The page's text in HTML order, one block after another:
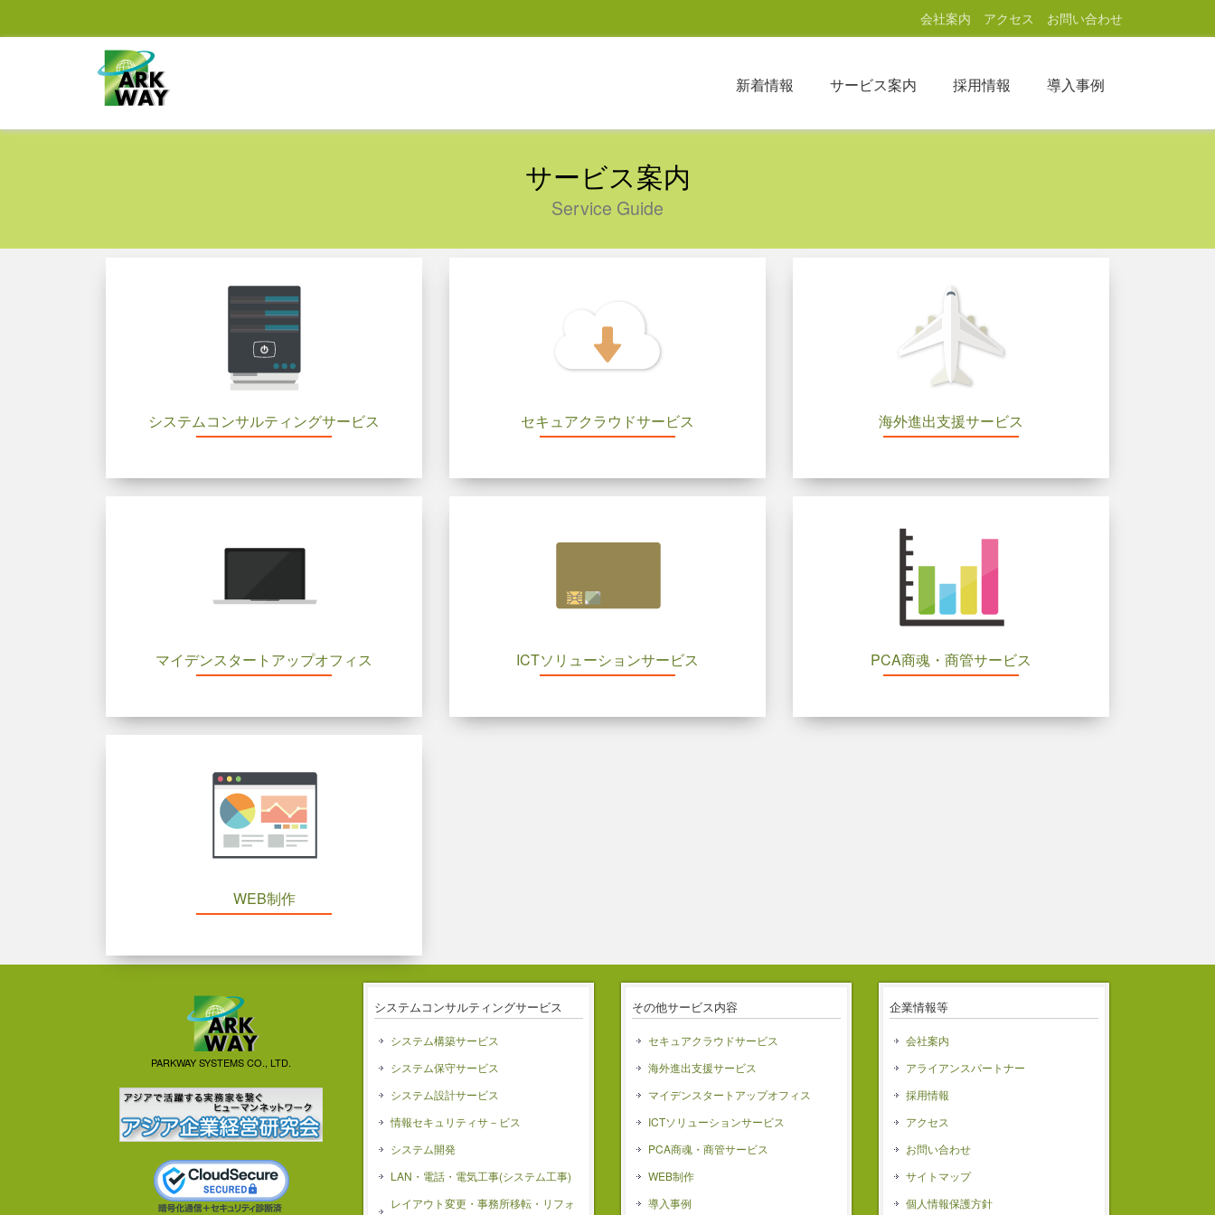
会社案内 アクセス お問い合わせ
新着情報 サービス案内 採用情報 導入事例
サービス案内
Service Guide
システムコンサルティングサービス セキュアクラウドサービス 海外進出支援サービス
マイデンスタートアップオフィス ICTソリューションサービス PCA商魂・商管サービス
WEB制作
PARKWAY SYSTEMS CO., LTD.
システムコンサルティングサービス
システム構築サービス
システム保守サービス
システム設計サービス
情報セキュリティサ－ビス
システム開発
LAN・電話・電気工事(システム工事)
レイアウト変更・事務所移転・リフォ
その他サービス内容
セキュアクラウドサービス
海外進出支援サービス
マイデンスタートアップオフィス
ICTソリューションサービス
PCA商魂・商管サービス
WEB制作
導入事例
企業情報等
会社案内
アライアンスパートナー
採用情報
アクセス
お問い合わせ
サイトマップ
個人情報保護方針